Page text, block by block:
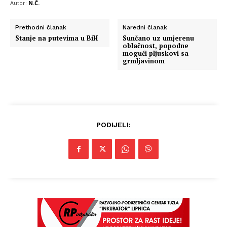
Impressum
Autor: N.Č.
Prethodni članak
Stanje na putevima u BiH
Naredni članak
Sunčano uz umjerenu
oblačnost, popodne
mogući pljuskovi sa
grmljavinom
PODIJELI: